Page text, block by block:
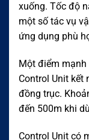
xuống. Tốc độ
một số tác vụ
ứng dụng phù
Một điểm
Control Unit kết
đồng trục.
đến 500m khi
Control Unit có